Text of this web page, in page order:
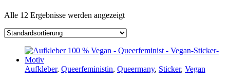
Alle 12 Ergebnisse werden angezeigt
Aufkleber, Queerfeministin, Queermany, Sticker, Vegan